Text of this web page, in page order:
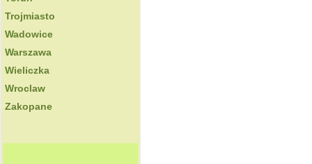
Trojmiasto
Wadowice
Warszawa
Wieliczka
Wroclaw
Zakopane